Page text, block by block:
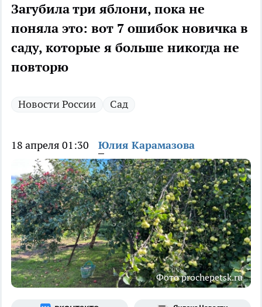
Загубила три яблони, пока не
поняла это: вот 7 ошибок новичка в
саду, которые я больше никогда не
повторю
Новости России Сад
18 апреля 01:30 Юлия Карамазова
Фото prochepetsk.ru